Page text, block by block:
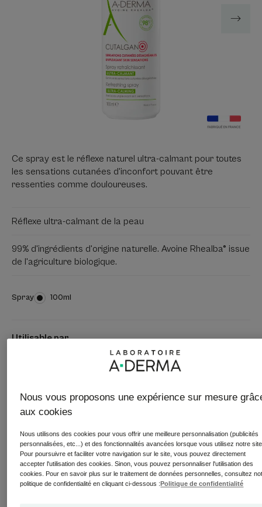
Ce spray est le réflexe naturel ultra-calmant pour toutes
les sensations cutanées d'inconfort pouvant être
ressenties comme douloureuses.
Réflexe ultra-calmant de la peau
99% d'ingrédients d'origine naturelle. Avoine Rhealba® issue
de l'agriculture biologique.
Spray Spray
100ml
Utilisable par
Bébés - Enfants - Adultes
Adapté
Corps - visage - cuir chevelu - zones intimes externes
Type de peau
Peau fragile - Sensations de démangeaisons - peau
sujette aux démangeaisons - Peau irritée - Peau sèche à
Nous vous proposons une expérience sur mesure
aux cookies
Nous utilisons des cookies pour vous offrir une meilleure personnalisation (publicités
personnalisées, etc...) et des fonctionnalités avancées lorsque vous utilisez notre
Pour poursuivre et faciliter votre navigation sur le site, vous pouvez directement
accepter l'utilisation des cookies. Sinon, vous pouvez personnaliser l'utilisation des
cookies. Pour en savoir plus sur le traitement de données personnelles, consultez
politique de confidentialité en cliquant ci-dessous : Politique de confidentialité